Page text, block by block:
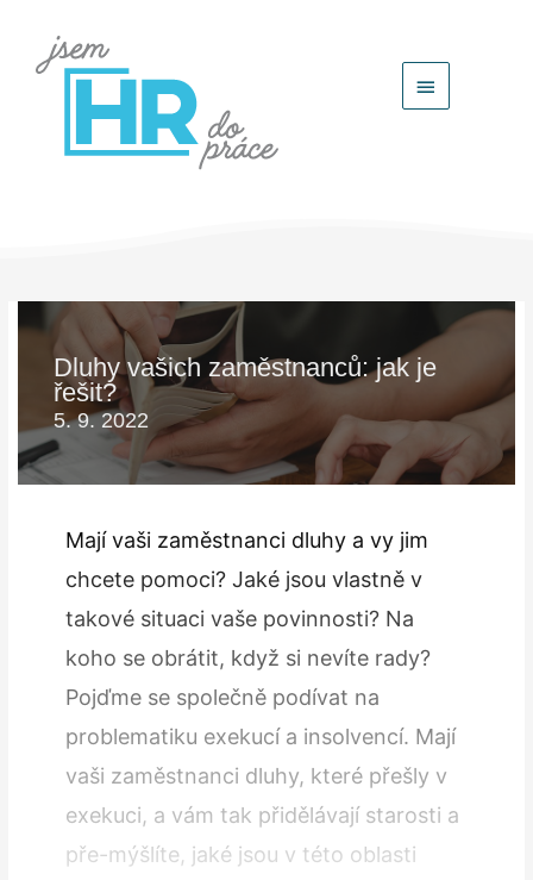
Hlavní
Dluhy vašich zaměstnanců: jak je
řešit?
5. 9. 2022
Mají vaši zaměstnanci dluhy a vy jim
chcete pomoci? Jaké jsou vlastně v
takové si­tuaci vaše povinnosti? Na
koho se obrátit, když si nevíte rady?
Pojďme se společně podívat na
problematiku exekucí a insolvencí. Mají
vaši zaměstnanci dluhy, které přešly v
exekuci, a vám tak přidělávají starosti a
pře-mýšlíte, jaké jsou v této oblasti